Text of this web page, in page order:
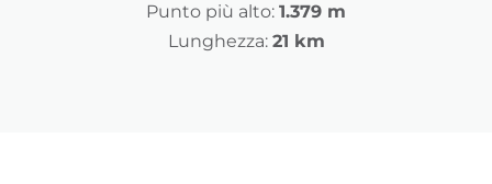
Punto più alto: 1.379 m
Lunghezza: 21 km